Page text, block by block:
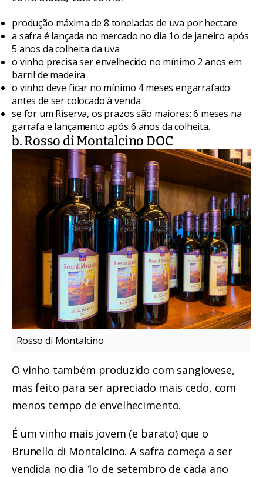
produção máxima de 8 toneladas de uva por hectare
a safra é lançada no mercado no dia 1o de janeiro após
5 anos da colheita da uva
o vinho precisa ser envelhecido no mínimo 2 anos em
barril de madeira
o vinho deve ficar no mínimo 4 meses engarrafado
antes de ser colocado à venda
se for um Riserva, os prazos são maiores: 6 meses na
garrafa e lançamento após 6 anos da colheita.
b. Rosso di Montalcino DOC
Rosso di Montalcino
O vinho também produzido com sangiovese,
mas feito para ser apreciado mais cedo, com
menos tempo de envelhecimento.
É um vinho mais jovem (e barato) que o
Brunello di Montalcino. A safra começa a ser
vendida no dia 1o de setembro de cada ano